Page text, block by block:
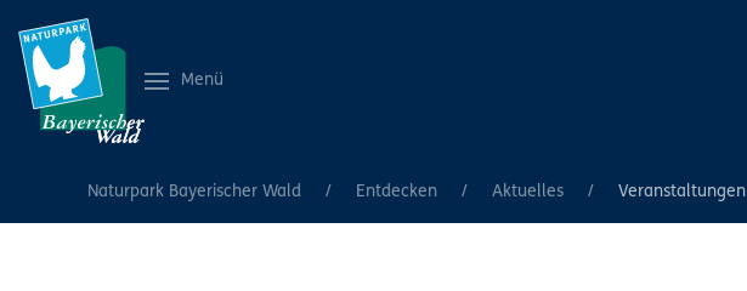
Menü
Naturpark Bayerischer Wald Entdecken Aktuelles Veranstaltungen